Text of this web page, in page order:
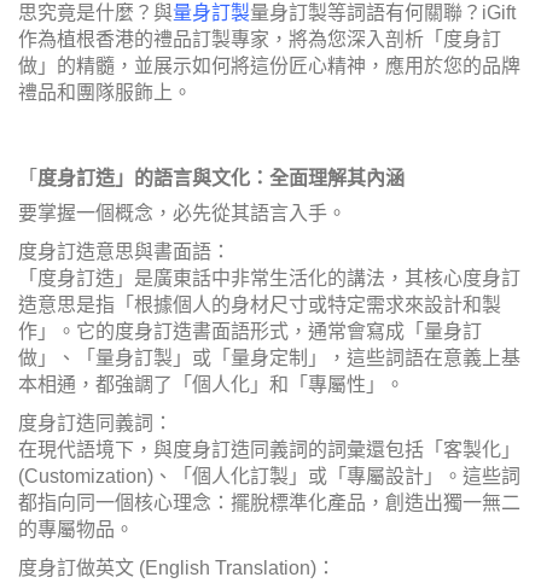
思究竟是什麼？與量身訂製量身訂製等詞語有何關聯？iGift
作為植根香港的禮品訂製專家，將為您深入剖析「度身訂
做」的精髓，並展示如何將這份匠心精神，應用於您的品牌
禮品和團隊服飾上。
「 度身訂造」的語言與文化：全面理解其內涵
要掌握一個概念，必先從其語言入手。
度身訂造意思與書面語：
「度身訂造」是廣東話中非常生活化的講法，其核心度身訂
造意思是指「根據個人的身材尺寸或特定需求來設計和製
作」。它的度身訂造書面語形式，通常會寫成「量身訂
做」、「量身訂製」或「量身定制」，這些詞語在意義上基
本相通，都強調了「個人化」和「專屬性」。
度身訂造同義詞：
在現代語境下，與度身訂造同義詞的詞彙還包括「客製化」
(Customization)、「個人化訂製」或「專屬設計」。這些詞
都指向同一個核心理念：擺脫標準化產品，創造出獨一無二
的專屬物品。
度身訂做英文 (English Translation)：